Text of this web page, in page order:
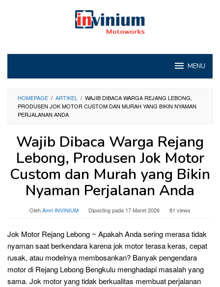
MENU
HOMEPAGE / ARTIKEL / WAJIB DIBACA WARGA REJANG LEBONG,
PRODUSEN JOK MOTOR CUSTOM DAN MURAH YANG BIKIN NYAMAN
PERJALANAN ANDA
Wajib Dibaca Warga Rejang
Lebong, Produsen Jok Motor
Custom dan Murah yang Bikin
Nyaman Perjalanan Anda
OlehAmri INVINIUM Diposting pada 17 Maret 2026 81 views
Jok Motor Rejang Lebong ~ Apakah Anda sering merasa tidak
nyaman saat berkendara karena jok motor terasa keras, cepat
rusak, atau modelnya membosankan? Banyak pengendara
motor di Rejang Lebong Bengkulu menghadapi masalah yang
sama. Jok motor yang tidak berkualitas membuat perjalanan